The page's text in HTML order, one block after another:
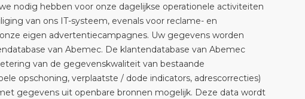
nodig hebben voor onze dagelijkse operationele activiteiten
van ons IT-systeem, evenals voor reclame- en
eigen advertentiecampagnes. Uw gegevens worden
van Abemec. De klantendatabase van Abemec
van de gegevenskwaliteit van bestaande
opschoning, verplaatste / dode indicators, adrescorrecties)
gegevens uit openbare bronnen mogelijk. Deze data wordt